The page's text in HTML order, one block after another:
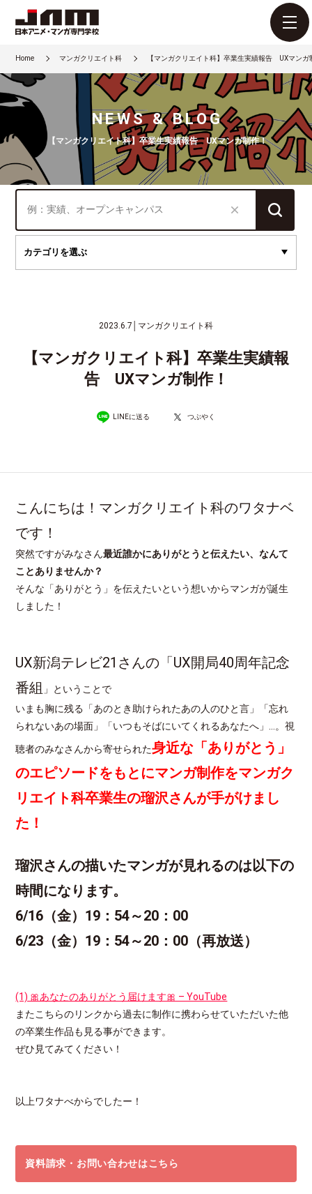
Home マンガクリエイト科 【マンガクリエイト科】卒業生実績報告 UXマンガ
NEWS & BLOG
【マンガクリエイト科】卒業生実績報告 UXマンガ制作！
2023.6.7 マンガクリエイト科
【マンガクリエイト科】卒業生実績報
告 UXマンガ制作！
LINEに送る つぶやく
こんにちは！マンガクリエイト科のワタナベ
です！
突然ですがみなさん最近誰かにありがとうと伝えたい、なんて
ことありませんか？
そんな「ありがとう」を伝えたいという想いからマンガが誕生
しました！
UX新潟テレビ21さんの「UX開局40周年記念
番組 」ということで
いまも胸に残る「あのとき助けられたあの人のひと言」「忘れ
られないあの場面」「いつもそばにいてくれるあなたへ」…。視
聴者のみなさんから寄せられた身近な「ありがとう」
のエピソードをもとにマンガ制作をマンガク
リエイト科卒業生の瑠沢さんが手がけまし
た！
瑠沢さんの描いたマンガが見れるのは以下の
時間になります。
6/16（金）19：54～20：00
6/23（金）19：54～20：00（再放送）
(1) 🎀あなたのありがとう届けます🎀 – YouTube
またこちらのリンクから過去に制作に携わらせていただいた他
の卒業生作品も見る事ができます。
ぜひ見てみてください！
以上ワタナべからでしたー！
資料請求・お問い合わせはこちら